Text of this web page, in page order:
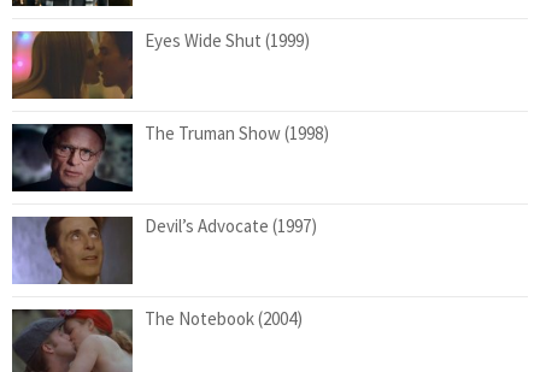
Eyes Wide Shut (1999)
The Truman Show (1998)
Devil’s Advocate (1997)
The Notebook (2004)